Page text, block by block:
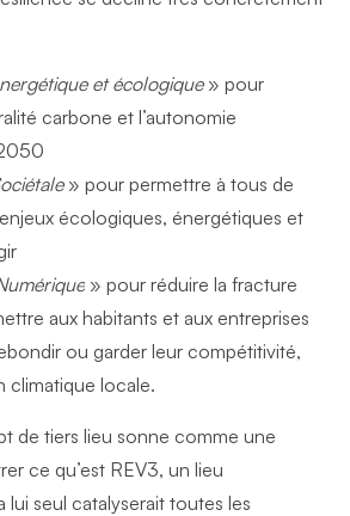
et écologique» pour
carbone et l’autonomie
» pour permettre à tous de
écologiques, énergétiques et
» pour réduire la fracture
aux habitants et aux entreprises
ou garder leur compétitivité,
climatique locale.
de tiers lieu sonne comme une
ce qu’est REV3, un lieu
lui seul catalyserait toutes les